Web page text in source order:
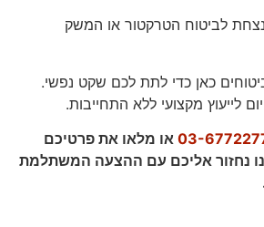
לביטוח הטרקטור או המשק
כאן כדי לתת לכם שקט נפשי.
לייעוץ מקצועי ללא התחייבות.
03- או מלאו את פרטיכם
נחזור אליכם עם ההצעה המשתלמת